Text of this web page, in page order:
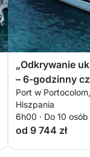
„Odkrywanie
– 6-godzinny
motorowej
Port w
Hiszpania
6h00 · Do 10 osób
od 9 744 zł